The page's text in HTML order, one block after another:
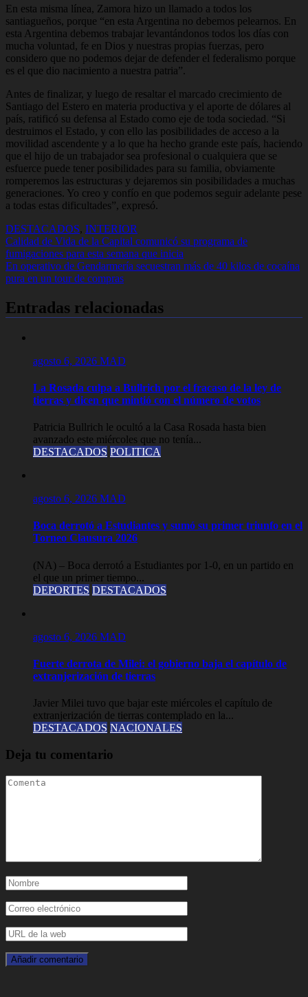
En esta misma línea, Zamora hizo un llamado a todos los
santiagueños, porque “en esta Argentina no debemos pelearnos. En
esta Argentina debemos trabajar levantándonos todos los días con
mucha voluntad, fe en Dios y nuestras propias fuerzas, pero
considero que no podemos dejar de defender el federalismo porque
es el que dio nacimiento a nuestra patria”.
Antes de finalizar, y luego de resaltar el marcado crecimiento de
Santiago del Estero en materia productiva y el aporte de dólares al
país, ratificó su defensa al Estado como eje de toda sociedad. “Si
destruimos el Estado, y con ello las posibilidades de acceso a la
movilidad ascendente y a lo que ha hecho grande este país, haciendo
que el hijo de un trabajador sea profesional o cualquiera que se
esfuerce puede tener posibilidades para su familia, obviamente
romperemos las estructuras y dejaremos sin posibilidades a muchas
generaciones. Yo creo y confío en que podemos seguir adelante pese
a todas estas dificultades”, expresó.
DESTACADOS, INTERIOR
Navegación
de
entradas
Calidad de Vida de la Capital comunicó su programa de
fumigaciones para esta semana que inicia
En operativo de Gendarmería secuestran más de 40 kilos de cocaína
pura en un tour de compras
Entradas relacionadas
agosto 6, 2026 MAD
La Rosada culpa a Bullrich por el fracaso de la ley de
tierras y dicen que mintió con el número de votos
Patricia Bullrich le ocultó a la Casa Rosada hasta bien
avanzado este miércoles que no tenía...
DESTACADOS POLITICA
agosto 6, 2026 MAD
Boca derrotó a Estudiantes y sumó su primer triunfo en el
Torneo Clausura 2026
(NA) – Boca derrotó a Estudiantes por 1-0, en un partido en
el que un primer tiempo...
DEPORTES DESTACADOS
agosto 6, 2026 MAD
Fuerte derrota de Milei: el gobierno baja el capítulo de
extranjerización de tierras
Javier Milei tuvo que bajar este miércoles el capítulo de
extranjerización de tierras contemplado en la...
DESTACADOS NACIONALES
Deja tu comentario